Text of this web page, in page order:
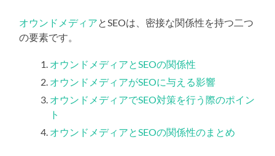
替
え
る
え
る
オウンドメディア とSEOは、密接な関係性を持つ二つ
の要素です。
オウンドメディアとSEOの関係性
オウンドメディアがSEOに与える影響
オウンドメディアでSEO対策を行う際のポイン
ト
オウンドメディアとSEOの関係性のまとめ